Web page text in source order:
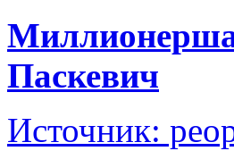
Миллионерша
Паскевич
Источник: